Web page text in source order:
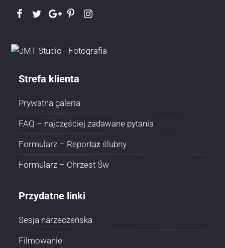
Strefa klienta
Prywatna galeria
FAQ – najczęściej zadawane pytania
Formularz – Reportaż ślubny
Formularz – Chrzest Św
Przydatne linki
Sesja narzeczeńska
Filmowanie